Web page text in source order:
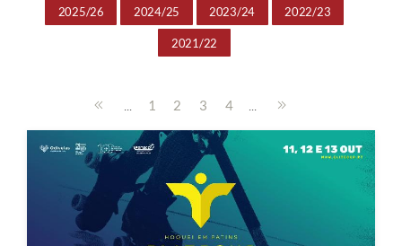
2025/26 2024/25 2023/24 2022/23
2021/22
... 1 2 3 4 ...